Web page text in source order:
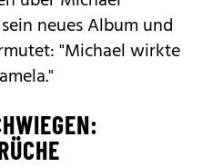
neues Album und
"Michael wirkte